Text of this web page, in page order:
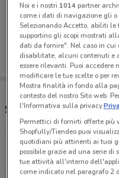
Porta
Puoi trovare le
salvarle e
dal tuo cellulare.
Supermercati e orari
Via della
978 m
Noi e i nostri 1014partner
come i dati di navigazione gli
Selezionando Accetto, abiliti
supportino gli scopi mostrati
dati da fornire". Nel caso in cui
disabilitate, alcuni contenuti e
essere rilevanti. Puoi accedere
modificare le tue scelte o per
Mostra finalità in fondo alla
contesto del nostro Sito web.
l'Informativa sulla privacy.
Permettici di fornirti offerte più
Shopfully/Tiendeo puoi
quotidiani più attinenti ai tuoi
possibile grazie ad una serie
tue attività all'interno
come indicato nel paragrafo 2